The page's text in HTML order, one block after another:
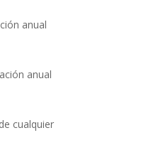
anual
anual
cualquier